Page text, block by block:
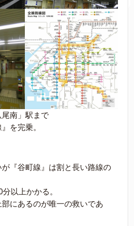
尾南」駅まで
を完乗。
『谷町線』は割と長い路線の
以上かかる。
部にあるのが唯一の救いであ